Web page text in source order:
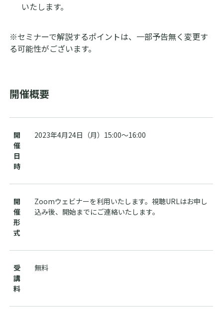
いたします。
※セミナーで解説するポイントは、一部予告無く変更す
る可能性がございます。
開催概要
開
催
日
時
2023年4月24日（月）15:00～16:00
開
催
形
式
Zoomウェビナーを利用いたします。視聴URLはお申し
込み後、開始までにご連絡いたします。
受
講
料
無料